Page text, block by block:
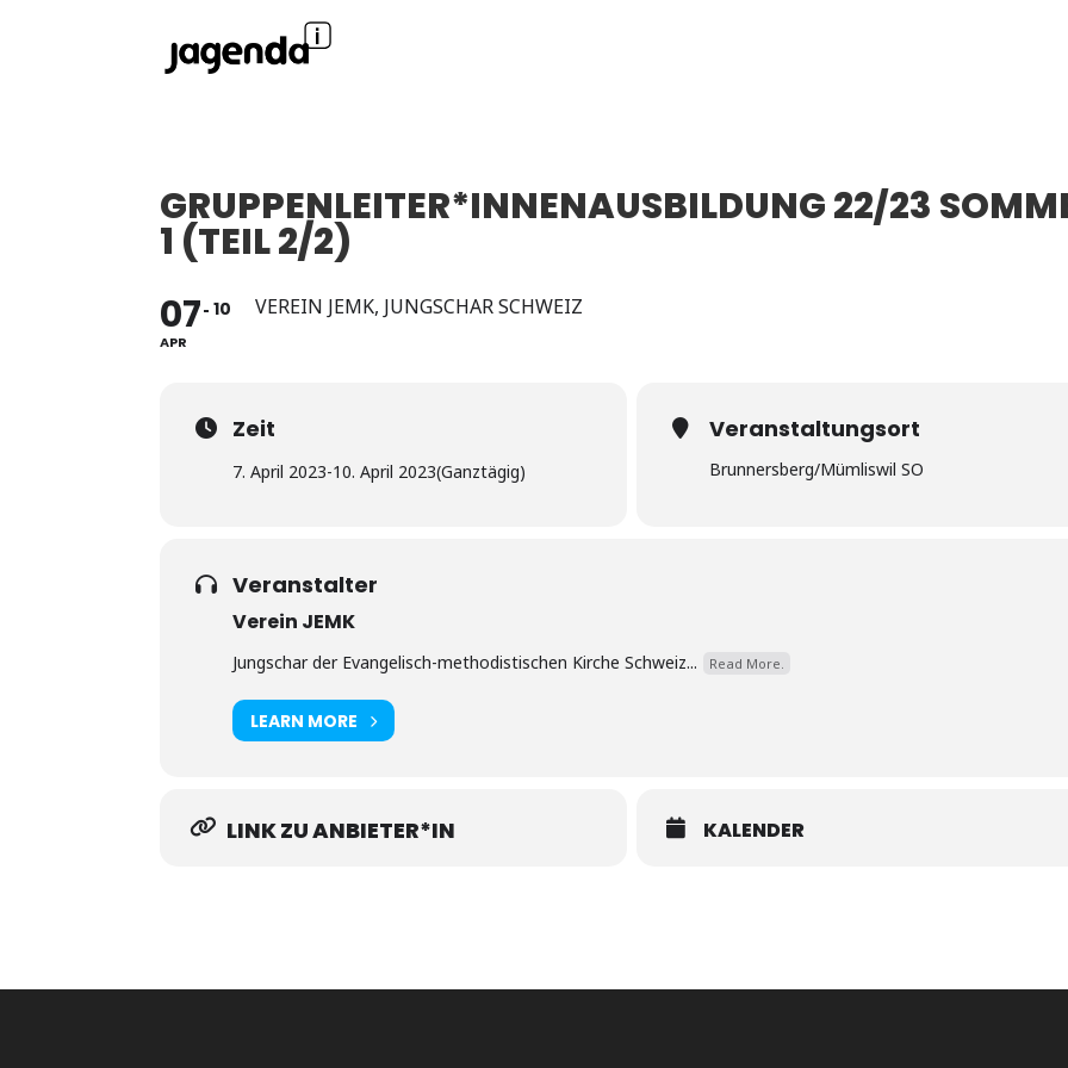
GRUPPENLEITER*INNENAUSBILDUNG 22/23
1 (TEIL 2/2)
07
APR
10 VEREIN JEMK, JUNGSCHAR SCHWEIZ
Zeit
7. April 2023-10. April 2023(Ganztägig)
Veranstaltungsort
Brunnersberg/Mümliswil SO
Veranstalter
Verein JEMK
Jungschar der Evangelisch-methodistischen Kirche Schweiz... Read More.
LEARN MORE
LINK ZU ANBIETER*IN KALENDER